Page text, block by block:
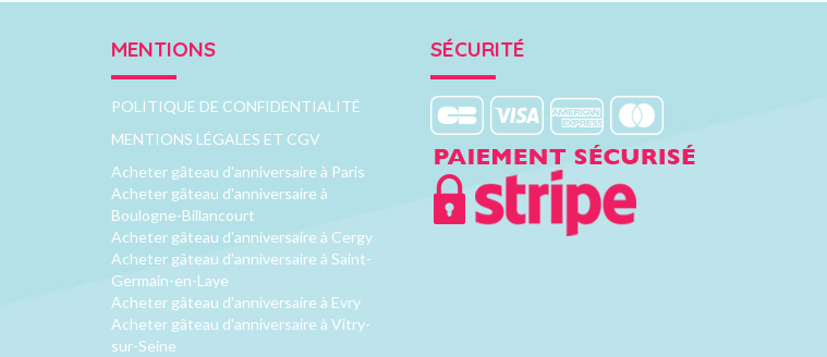
MENTIONS
POLITIQUE DE CONFIDENTIALITÉ
MENTIONS LÉGALES ET CGV
Acheter gâteau d'anniversaire à Paris
Acheter gâteau d'anniversaire à
Boulogne-Billancourt
Acheter gâteau d'anniversaire à Cergy
Acheter gâteau d'anniversaire à Saint-
Germain-en-Laye
Acheter gâteau d'anniversaire à Evry
Acheter gâteau d'anniversaire à Vitry-
sur-Seine
SÉCURITÉ